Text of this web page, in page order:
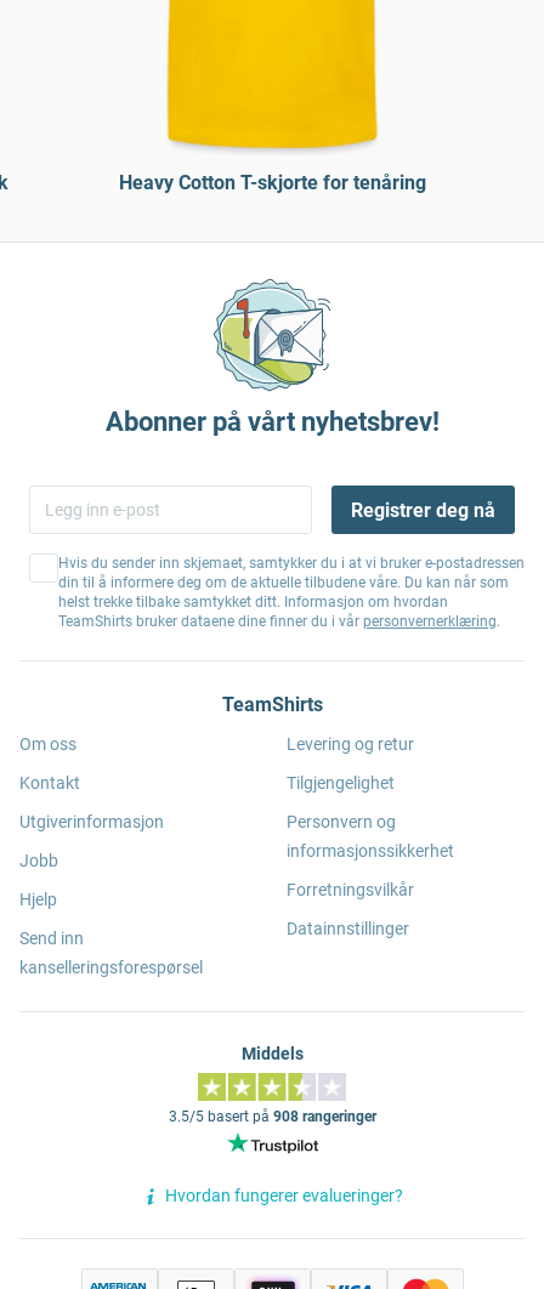
Heavy Cotton T-skjorte for tenåring
Abonner på vårt nyhetsbrev!
Registrer deg nå
Hvis du sender inn skjemaet, samtykker du i at vi bruker e-postadressen
din til å informere deg om de aktuelle tilbudene våre. Du kan når som
helst trekke tilbake samtykket ditt. Informasjon om hvordan
TeamShirts bruker dataene dine finner du i vår personvernerklæring.
TeamShirts
Om oss
Kontakt
Utgiverinformasjon
Jobb
Hjelp
Send inn
kanselleringsforespørsel
Levering og retur
Tilgjengelighet
Personvern og
informasjonssikkerhet
Forretningsvilkår
Datainnstillinger
Middels
3.5/5 basert på 908 rangeringer
Hvordan fungerer evalueringer?